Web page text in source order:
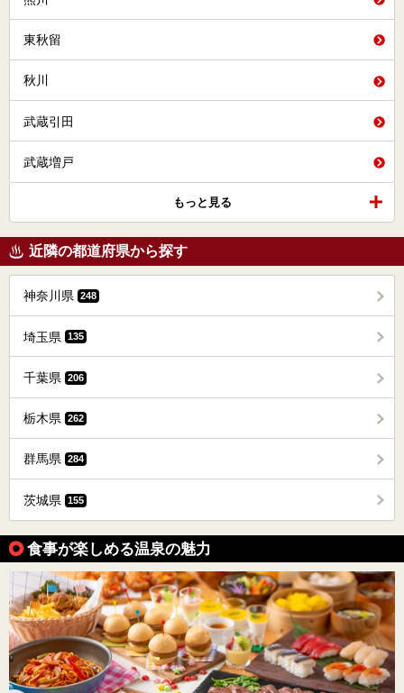
東秋留
秋川
武蔵引田
武蔵増戸
もっと見る
近隣の都道府県から探す
神奈川県 248
埼玉県 135
千葉県 206
栃木県 262
群馬県 284
茨城県 155
食事が楽しめる温泉の魅力